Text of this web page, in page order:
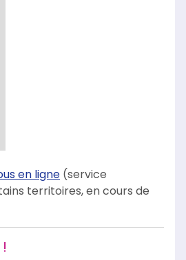
en ligne (service
territoires, en cours de